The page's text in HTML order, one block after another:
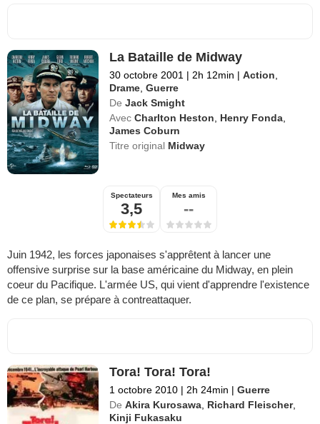
La Bataille de Midway
30 octobre 2001 | 2h 12min | Action
Drame ,Guerre
De Jack Smight
Avec Charlton Heston Henry Fonda
James Coburn
Titre original Midway
Spectateurs
3,5
Mes amis
--
Juin 1942, les forces japonaises s'apprêtent à lancer une
offensive surprise sur la base américaine du Midway, en plein
coeur du Pacifique. L'armée US, qui vient d'apprendre l'existence
de ce plan, se prépare à contreattaquer.
Tora! Tora! Tora!
1 octobre 2010 | 2h 24min | Guerre
De Akira Kurosawa Richard Fleischer,
Kinji Fukasaku